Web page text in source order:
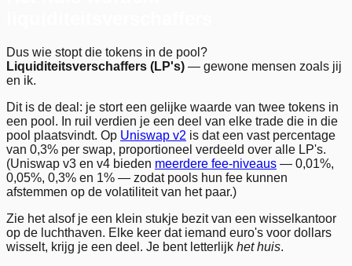
Dus wie stopt die tokens in de pool?
Liquiditeitsverschaffers (LP's) — gewone mensen zoals jij
en ik.
Dit is de deal: je stort een gelijke waarde van twee tokens in
een pool. In ruil verdien je een deel van elke trade die in die
pool plaatsvindt. Op Uniswap v2 is dat een vast percentage
van 0,3% per swap, proportioneel verdeeld over alle LP's.
(Uniswap v3 en v4 bieden meerdere fee-niveaus — 0,01%,
0,05%, 0,3% en 1% — zodat pools hun fee kunnen
afstemmen op de volatiliteit van het paar.)
Zie het alsof je een klein stukje bezit van een wisselkantoor
op de luchthaven. Elke keer dat iemand euro's voor dollars
wisselt, krijg je een deel. Je bent letterlijk het huis.